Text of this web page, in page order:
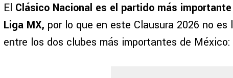
El Clásico Nacional es el partido más
Liga MX, por lo que en este Clausura 2026 no
entre los dos clubes más importantes de